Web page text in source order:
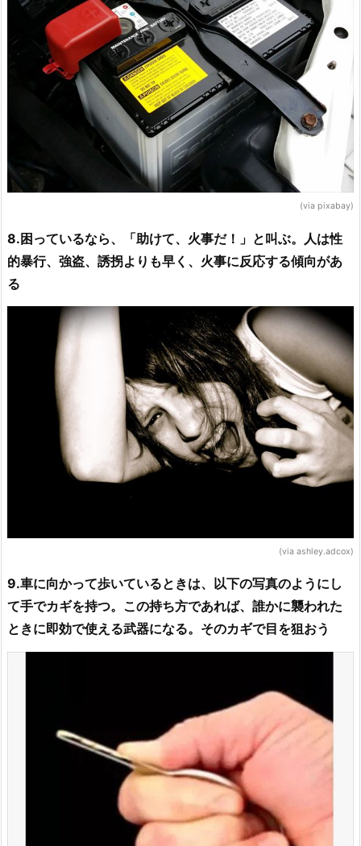
(via pixabay)
8.困っているなら、「助けて、火事だ！」と叫ぶ。人は性
的暴行、強盗、誘拐よりも早く、火事に反応する傾向があ
る
(via ashley.adcox)
9.車に向かって歩いているときは、以下の写真のようにし
て手でカギを持つ。この持ち方であれば、誰かに襲われた
ときに即効で使える武器になる。そのカギで目を狙おう